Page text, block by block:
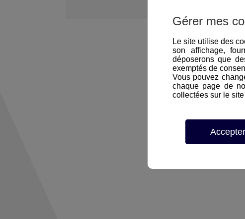
Gérer mes
Le site utilise des
son affichage,
déposerons que
exemptés de
Vous pouvez
chaque page de
collectées sur le
Accepter